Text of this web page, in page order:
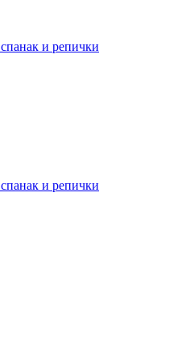
спанак и репички
спанак и репички